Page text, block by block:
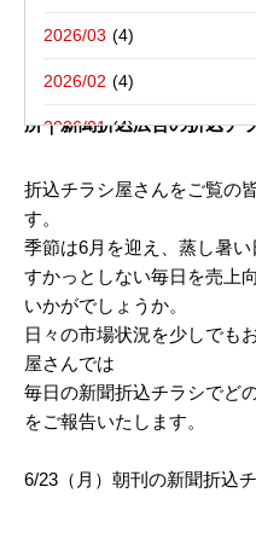
2026/03
2026/02
2026/01
2025/10
2025/07
2025/06
2025/05
2025/03
新聞折込チラシ内容 ６月
所｜新聞折込広告の折込チ
折込チラシ屋さんをご覧の
す。
季節は6月を迎え、蒸し暑い
すかっとしない毎日を売上
いかがでしょうか。
日々の市場状況を少しでも
屋さんでは
毎日の新聞折込チラシでど
をご報告いたします。
6/23（月）朝刊の新聞折込